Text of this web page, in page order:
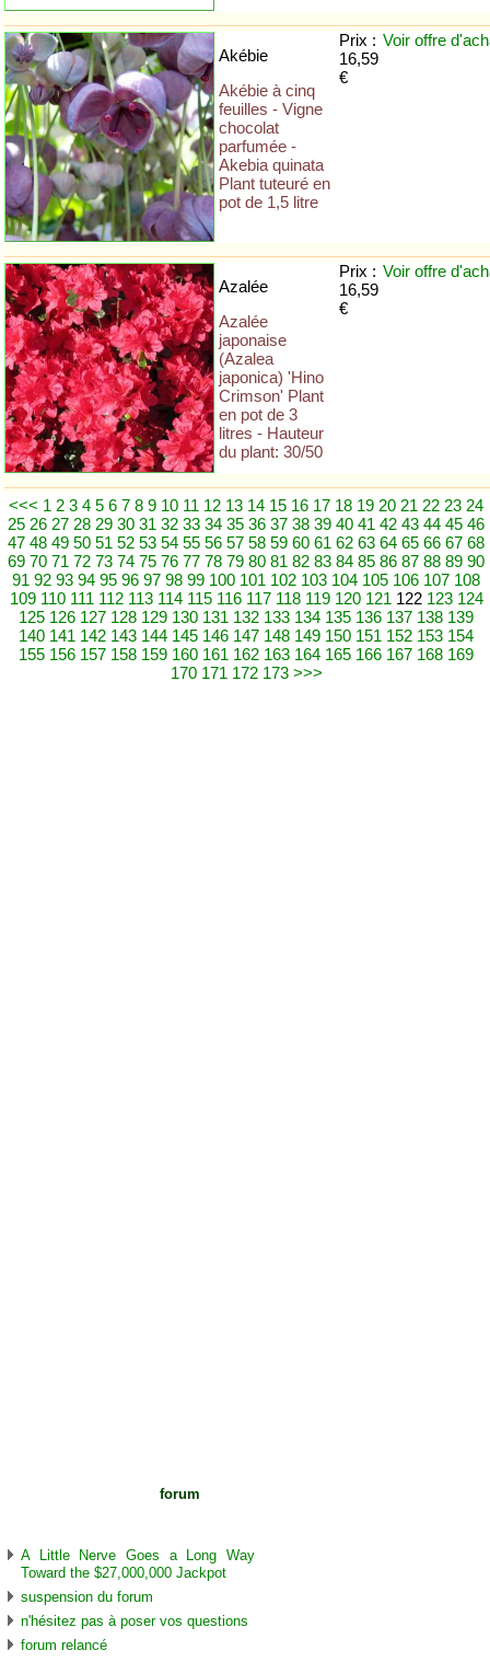
Akébie
Akébie à cinq
feuilles - Vigne
chocolat
parfumée -
Akebia quinata
Plant tuteuré en
pot de 1,5 litre
Prix :
16,59
€
Voir offre
Azalée
Azalée
japonaise
(Azalea
japonica) 'Hino
Crimson' Plant
en pot de 3
litres - Hauteur
du plant: 30/50
Prix :
16,59
€
Voir offre
<<< 1 2 3 4 5 6 7 8 9 10 11 12 13 14 15 16 17 18 19 20 21 22 23 24
25 26 27 28 29 30 31 32 33 34 35 36 37 38 39 40 41 42 43 44 45 46
47 48 49 50 51 52 53 54 55 56 57 58 59 60 61 62 63 64 65 66 67 68
69 70 71 72 73 74 75 76 77 78 79 80 81 82 83 84 85 86 87 88 89 90
91 92 93 94 95 96 97 98 99 100 101 102 103 104 105 106 107 108
109 110 111 112 113 114 115 116 117 118 119 120 121 122 123 124
125 126 127 128 129 130 131 132 133 134 135 136 137 138 139
140 141 142 143 144 145 146 147 148 149 150 151 152 153 154
155 156 157 158 159 160 161 162 163 164 165 166 167 168 169
170 171 172 173 >>>
forum
A Little Nerve Goes a Long Way
Toward the $27,000,000 Jackpot
suspension du forum
n'hésitez pas à poser vos questions
forum relancé